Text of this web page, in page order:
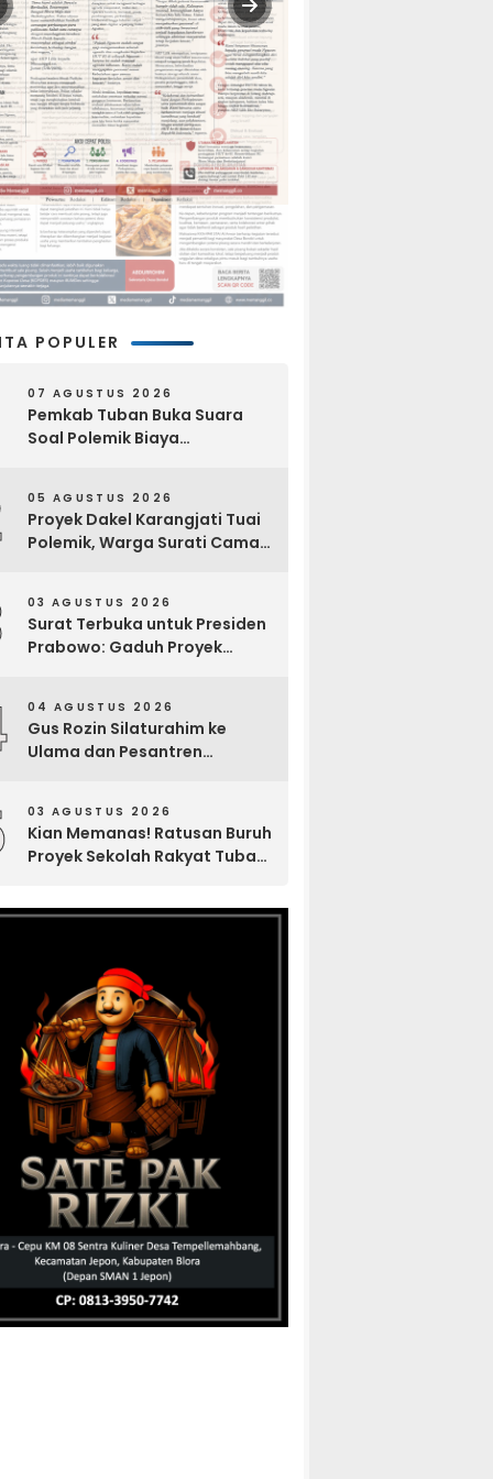
POPULER
07 AGUSTUS 2026
Pemkab Tuban Buka Suara
Soal Polemik Biaya
Sosial
05 AGUSTUS 2026
Proyek Dakel Karangjati Tuai
Polemik, Warga Surati Camat
03 AGUSTUS 2026
Surat Terbuka untuk Presiden
Prabowo: Gaduh Proyek
04 AGUSTUS 2026
Gus Rozin Silaturahim ke
Ulama dan Pesantren
03 AGUSTUS 2026
Kian Memanas! Ratusan Buruh
Proyek Sekolah Rakyat Tuban